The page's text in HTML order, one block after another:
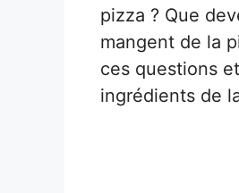
pizza ? Que
mangent de la
ces questions
ingrédients de